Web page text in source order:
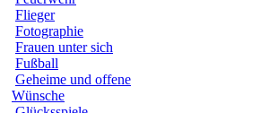
Flieger
Fotographie
Frauen unter sich
Fußball
Geheime und offene
Wünsche